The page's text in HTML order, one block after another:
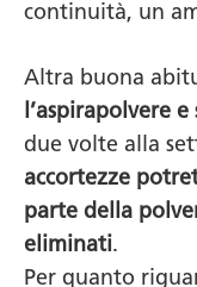
continuità, un
Altra buona
l’aspirapolvere e
due volte alla
accortezze
parte della
eliminati.
Per quanto